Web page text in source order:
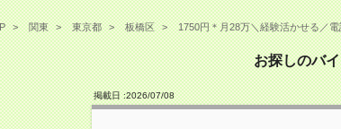
関東 東京都 板橋区 1750円＊月28万＼経験活かせる／
お探しのバ
掲載日 :2026/07/08